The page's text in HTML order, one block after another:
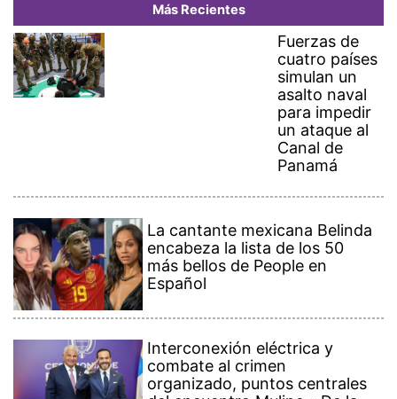
Más Recientes
Fuerzas de
cuatro países
simulan un
asalto naval
para impedir
un ataque al
Canal de
Panamá
La cantante mexicana Belinda
encabeza la lista de los 50
más bellos de People en
Español
Interconexión eléctrica y
combate al crimen
organizado, puntos centrales